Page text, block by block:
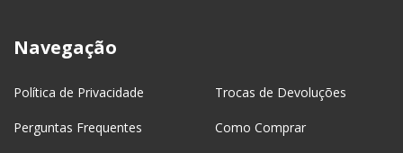
Navegação
Política de Privacidade Trocas de Devoluções
Perguntas Frequentes Como Comprar